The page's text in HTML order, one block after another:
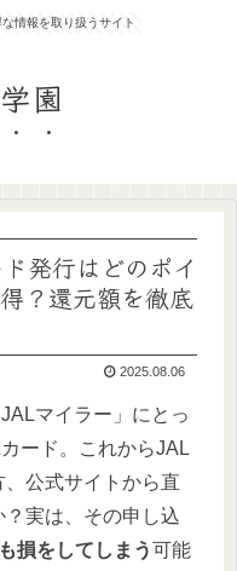
情報を取り扱うサイト
園
発行はどのポイ
？還元額を徹底
2025.08.06
マイラー」にとっ
ード。これからJAL
公式サイトから直
実は、その申し込
損をしてしまう可能